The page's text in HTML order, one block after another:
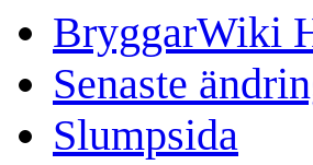
BryggarWiki
Senaste
Slumpsida